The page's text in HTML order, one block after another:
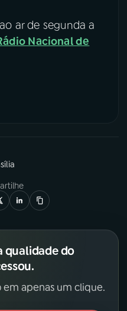
ar de segunda a
Nacional de
qualidade do
em apenas um clique.